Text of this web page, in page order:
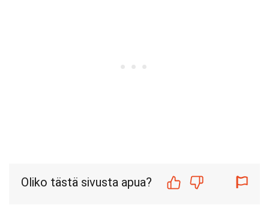
Oliko tästä sivusta apua?